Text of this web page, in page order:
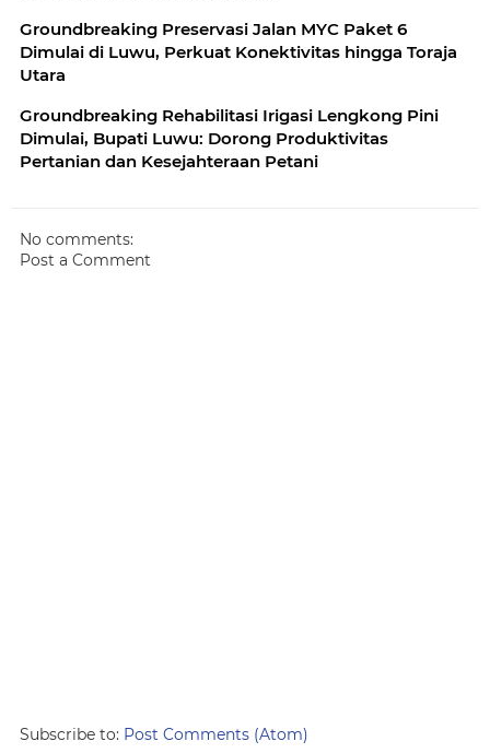
Groundbreaking Preservasi Jalan MYC Paket 6
Dimulai di Luwu, Perkuat Konektivitas hingga Toraja
Utara
Groundbreaking Rehabilitasi Irigasi Lengkong Pini
Dimulai, Bupati Luwu: Dorong Produktivitas
Pertanian dan Kesejahteraan Petani
No comments:
Post a Comment
Subscribe to: Post Comments (Atom)